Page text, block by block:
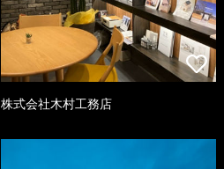
株式会社木村工務店